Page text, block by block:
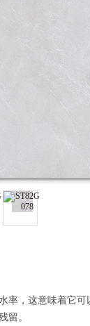
率，这意味着它可
留。